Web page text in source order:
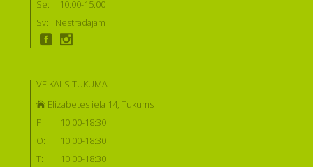
Se:
10:00-15:00
Sv:
Nestrādājam
VEIKALS TUKUMĀ
Elizabetes iela 14, Tukums
P:
10:00-18:30
O:
10:00-18:30
T:
10:00-18:30